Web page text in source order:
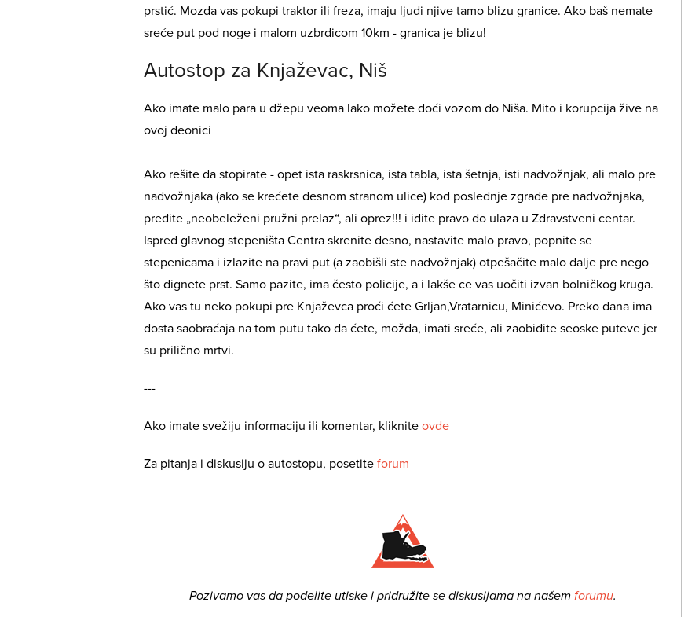
prstić. Mozda vas pokupi traktor ili freza, imaju ljudi njive tamo blizu granice. Ako baš nemate
sreće put pod noge i malom uzbrdicom 10km - granica je blizu!
Autostop za Knjaževac, Niš
Ako imate malo para u džepu veoma lako možete doći vozom do Niša. Mito i korupcija žive na
ovoj deonici
Ako rešite da stopirate - opet ista raskrsnica, ista tabla, ista šetnja, isti nadvožnjak, ali malo pre
nadvožnjaka (ako se krećete desnom stranom ulice) kod poslednje zgrade pre nadvožnjaka,
pređite „neobeleženi pružni prelaz“, ali oprez!!! i idite pravo do ulaza u Zdravstveni centar.
Ispred glavnog stepeništa Centra skrenite desno, nastavite malo pravo, popnite se
stepenicama i izlazite na pravi put (a zaobišli ste nadvožnjak) otpešačite malo dalje pre nego
što dignete prst. Samo pazite, ima često policije, a i lakše ce vas uočiti izvan bolničkog kruga.
Ako vas tu neko pokupi pre Knjaževca proći ćete Grljan,Vratarnicu, Minićevo. Preko dana ima
dosta saobraćaja na tom putu tako da ćete, možda, imati sreće, ali zaobiđite seoske puteve jer
su prilično mrtvi.
---
Ako imate svežiju informaciju ili komentar, kliknite ovde
Za pitanja i diskusiju o autostopu, posetite forum
Pozivamo vas da podelite utiske i pridružite se diskusijama na našem forumu.